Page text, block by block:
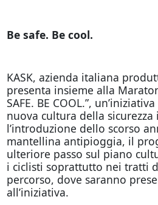
Be safe. Be cool.
KASK, azienda italiana
presenta insieme alla
SAFE. BE COOL.”,
nuova cultura della
l’introduzione dello scorso
mantellina antipioggia, il
ulteriore passo sul piano
i ciclisti soprattutto nei tratti
percorso, dove saranno
all’iniziativa.